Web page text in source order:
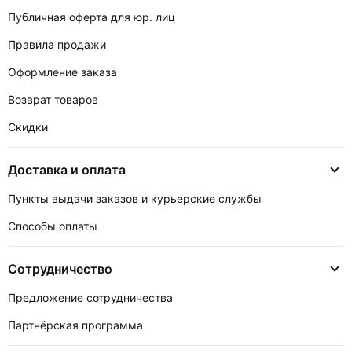
Публичная оферта для юр. лиц
Правила продажи
Оформление заказа
Возврат товаров
Скидки
Доставка и оплата
Пункты выдачи заказов и курьерские службы
Способы оплаты
Сотрудничество
Предложение сотрудничества
Партнёрская программа